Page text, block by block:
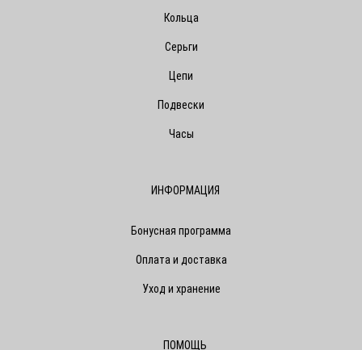
Кольца
Серьги
Цепи
Подвески
Часы
ИНФОРМАЦИЯ
Бонусная программа
Оплата и доставка
Уход и хранение
ПОМОЩЬ